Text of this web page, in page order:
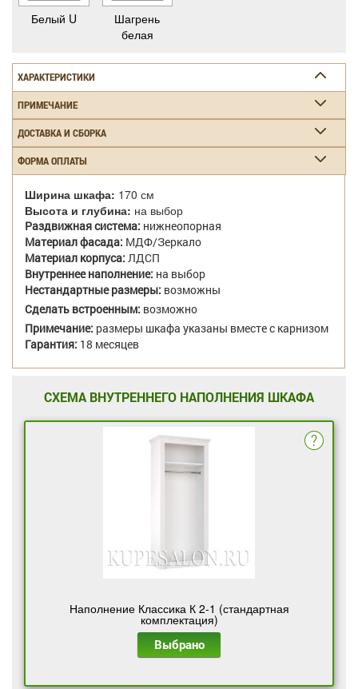
Белый U
Шагрень
белая
ХАРАКТЕРИСТИКИ
ПРИМЕЧАНИЕ
ДОСТАВКА И СБОРКА
ФОРМА ОПЛАТЫ
Ширина шкафа: 170 см
Высота и глубина: на выбор
Раздвижная система: нижнеопорная
Материал фасада: МДФ/Зеркало
Материал корпуса: ЛДСП
Внутреннее наполнение: на выбор
Нестандартные размеры: возможны
Сделать встроенным: возможно
Примечание: размеры шкафа указаны вместе с карнизом
Гарантия: 18 месяцев
СХЕМА ВНУТРЕННЕГО НАПОЛНЕНИЯ ШКАФА
Наполнение Классика К 2-1 (стандартная
комплектация)
Выбрано